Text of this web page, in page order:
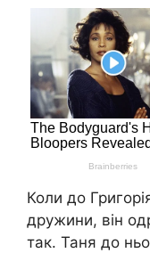
Коли до
дружини, він
так. Таня до